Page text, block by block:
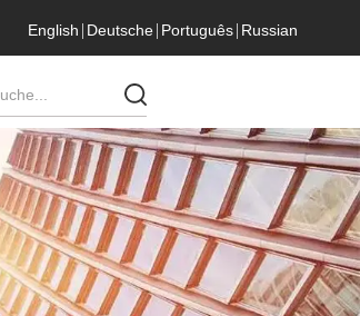
English Deutsche Português Russian